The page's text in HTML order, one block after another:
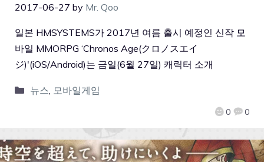
2017-06-27 by Mr. Qoo
0 0
일본 HMSYSTEMS가 2017년 여름 출시 예정인 신작 모
바일 MMORPG ‘Chronos Age(クロノスエイ
ジ)'(iOS/Android)는 금일(6월 27일) 캐릭터 소개
뉴스, 모바일게임